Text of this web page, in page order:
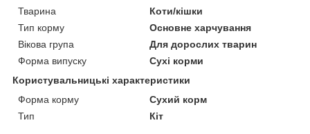
Тварина
Коти/кішки
Тип корму
Основне харчування
Вікова група
Для дорослих тварин
Форма випуску
Сухі корми
Користувальницькі характеристики
Форма корму
Сухий корм
Тип
Кіт